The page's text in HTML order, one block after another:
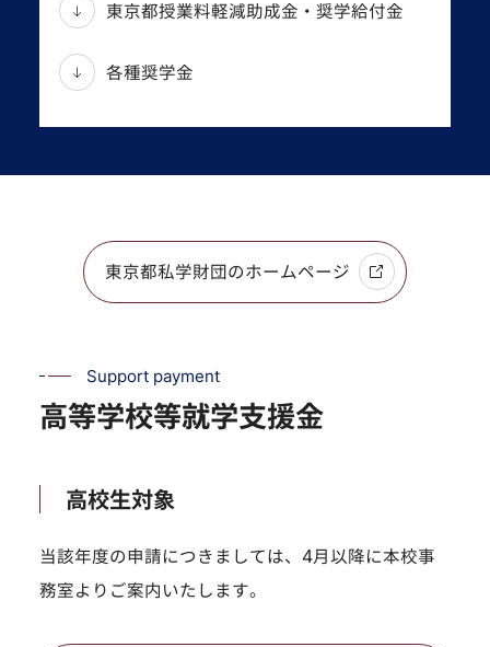
東京都授業料軽減助成金・奨学給付金
各種奨学金
東京都私学財団のホームページ
Support payment
高等学校等就学支援金
高校生対象
当該年度の申請につきましては、4月以降に本校事
務室よりご案内いたします。